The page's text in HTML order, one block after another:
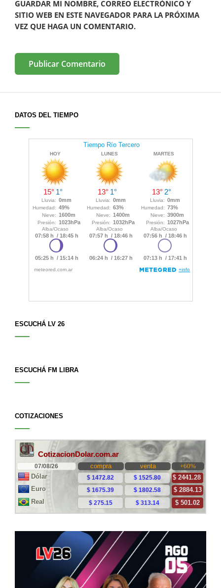
GUARDAR MI NOMBRE, CORREO ELECTRÓNICO Y
SITIO WEB EN ESTE NAVEGADOR PARA LA PRÓXIMA
VEZ QUE HAGA UN COMENTARIO.
DATOS DEL TIEMPO
ESCUCHÁ LV 26
ESCUCHÁ FM LIBRA
COTIZACIONES